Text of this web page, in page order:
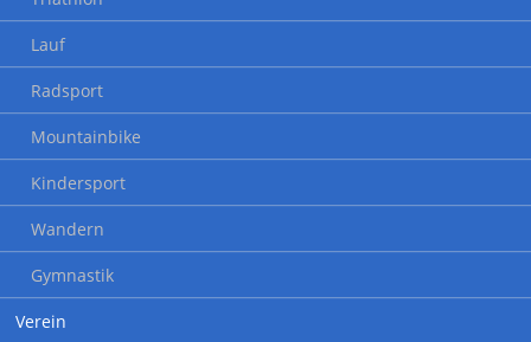
Lauf
Radsport
Mountainbike
Kindersport
Wandern
Gymnastik
Verein